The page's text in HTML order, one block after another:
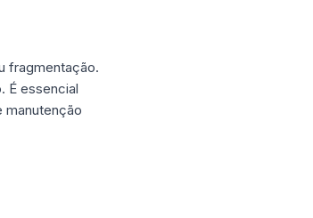
fragmentação.
É essencial
manutenção